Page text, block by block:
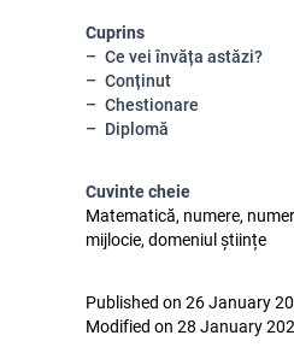
Cuprins
Ce vei învăța astăzi?
Conținut
Chestionare
Diplomă
Cuvinte cheie
Matematică, numere,
mijlocie, domeniul științe
Published on 26 January
Modified on 28 January